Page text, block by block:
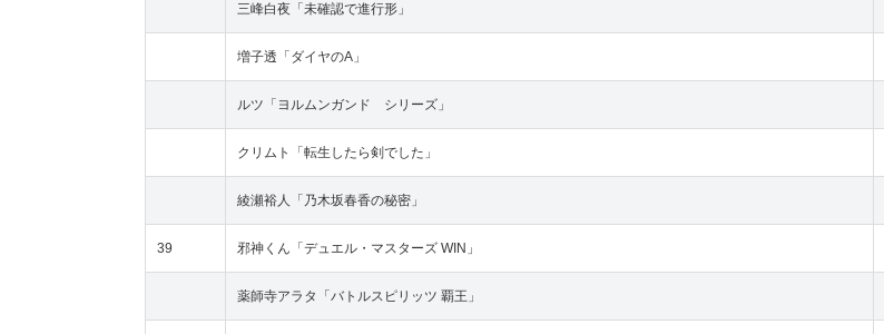
三峰白夜「未確認で進行形」
増子透「ダイヤのA」
ルツ「ヨルムンガンド シリーズ」
クリムト「転生したら剣でした」
綾瀬裕人「乃木坂春香の秘密」
39 邪神くん「デュエル・マスターズ WIN」
薬師寺アラタ「バトルスピリッツ 覇王」